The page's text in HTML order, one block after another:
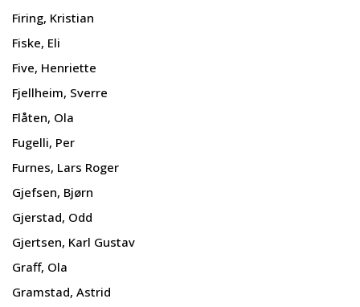
Firing, Kristian
Fiske, Eli
Five, Henriette
Fjellheim, Sverre
Flåten, Ola
Fugelli, Per
Furnes, Lars Roger
Gjefsen, Bjørn
Gjerstad, Odd
Gjertsen, Karl Gustav
Graff, Ola
Gramstad, Astrid